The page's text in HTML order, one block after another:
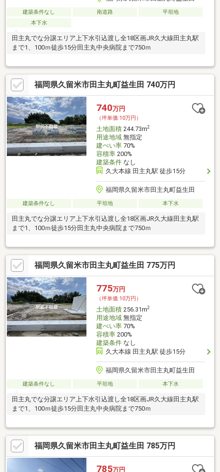
建築条件なし 南道路
平坦地
本下水
田主丸でな分譲エリア上下水引込渡し全18区画JR久大線田主丸駅
まで1、100ｍ徒歩15分田主丸中央病院まで750ｍ
福岡県久留米市田主丸町益生田 740万円
740万円
（坪単価:10万円）
土地面積244.73m2
用途地域無指定
建ぺい率70%
容積率200%
建築条件なし
久大本線 田主丸駅 徒歩15分
福岡県久留米市田主丸町益生田
建築条件なし 平坦地 本下水
田主丸でな分譲エリア上下水引込渡し全18区画JR久大線田主丸駅
まで1、100ｍ徒歩15分田主丸中央病院まで750ｍ
福岡県久留米市田主丸町益生田 775万円
775万円
（坪単価:10万円）
土地面積256.31m2
用途地域無指定
建ぺい率70%
容積率200%
建築条件なし
久大本線 田主丸駅 徒歩15分
福岡県久留米市田主丸町益生田
建築条件なし 平坦地 本下水
田主丸でな分譲エリア上下水引込渡し全18区画JR久大線田主丸駅
まで1、100ｍ徒歩15分田主丸中央病院まで750ｍ
福岡県久留米市田主丸町益生田 785万円
785万円